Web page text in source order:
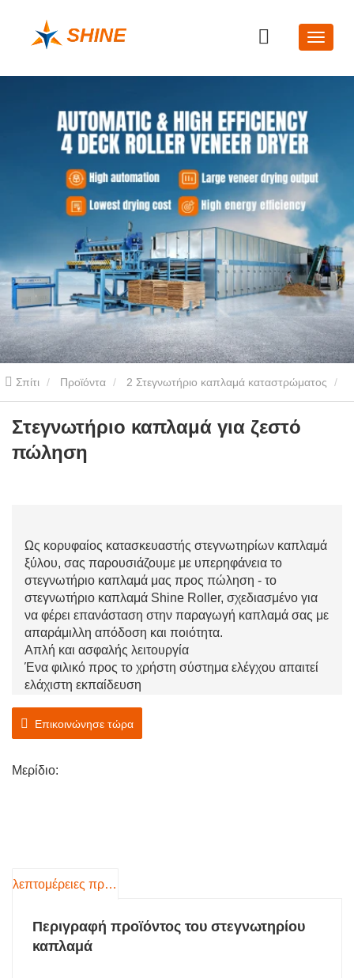
Σπίτι Προϊόντα 2 Στεγνωτήριο καπλαμά καταστρώματος
3.0m3/h Στεγνωτήριο Καπλαμά
πώληση
Στεγνωτήριο καπλαμά για ζεστό
πώληση
Ως κορυφαίος κατασκευαστής στεγνωτηρίων καπλαμά
ξύλου, σας παρουσιάζουμε με υπερηφάνεια το
στεγνωτήριο καπλαμά μας προς πώληση - το
στεγνωτήριο καπλαμά Shine Roller, σχεδιασμένο για
να φέρει επανάσταση στην παραγωγή καπλαμά σας με
απαράμιλλη απόδοση και ποιότητα.
Απλή και ασφαλής λειτουργία
Ένα φιλικό προς το χρήστη σύστημα ελέγχου απαιτεί
ελάχιστη εκπαίδευση
διασφαλίζουν την παραγωγή χωρίς ατυχήματα
Η πλήρως αυτοματοποιημένη διαδικασία μειώνει το
Τέλεια αποτελέσματα στεγνώματος
Επικοινώνησε τώρα
Μερίδιο:
λεπτομέρειες προιόντος
Περιγραφή προϊόντος του στεγνωτηρίου
καπλαμά